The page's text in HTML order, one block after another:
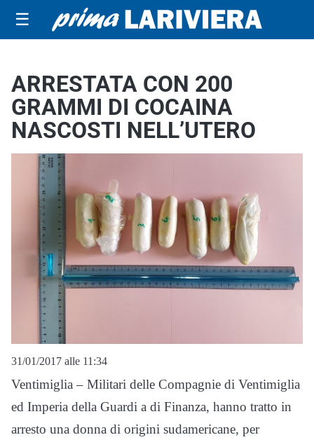
☰
ARRESTATA CON 200
GRAMMI DI COCAINA
NASCOSTI NELL’UTERO
31/01/2017 alle 11:34
Ventimiglia – Militari delle Compagnie di Ventimiglia
ed Imperia della Guardi a di Finanza, hanno tratto in
arresto una donna di origini sudamericane, per